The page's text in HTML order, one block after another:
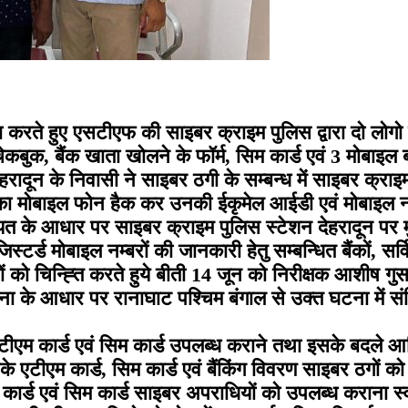
हुए एसटीएफ की साइबर क्राइम पुलिस द्वारा दो
बैंक खाता खोलने के फॉर्म, सिम कार्ड एवं 3 मोबाइल
के निवासी ने साइबर ठगी के सम्बन्ध में साइबर
मोबाइल फोन हैक कर उनकी ईकृमेल आईडी एवं
के आधार पर साइबर क्राइम पुलिस स्टेशन देहरादून
मोबाइल नम्बरों की जानकारी हेतु सम्बन्धित बैंकों,
को चिन्ह्ति करते हुये बीती 14 जून को निरीक्षक आशीष
के आधार पर रानाघाट पश्चिम बंगाल से उक्त घटना में
कार्ड एवं सिम कार्ड उपलब्ध कराने तथा इसके बदले
एटीएम कार्ड, सिम कार्ड एवं बैंकिंग विवरण साइबर ठगों
एवं सिम कार्ड साइबर अपराधियों को उपलब्ध कराना